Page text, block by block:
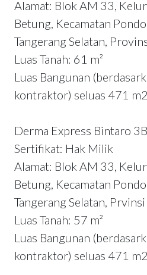
Alamat: Blok AM 33,
Betung, Kecamatan
Tangerang Selatan,
Luas Tanah: 61 m²
Luas Bangunan
kontraktor) seluas 471
Derma Express Bintaro 3B
Sertifikat: Hak Milik
Alamat: Blok AM 33,
Betung, Kecamatan
Tangerang Selatan,
Luas Tanah: 57 m²
Luas Bangunan
kontraktor) seluas 471